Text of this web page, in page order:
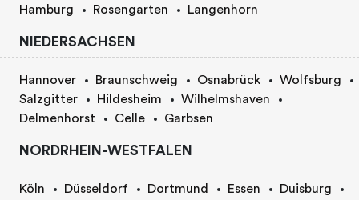
Hamburg Rosengarten Langenhorn
NIEDERSACHSEN
Hannover Braunschweig Osnabrück
Wolfsburg
Salzgitter
Hildesheim
Wilhelmshaven
Delmenhorst
Celle Garbsen
NORDRHEIN-WESTFALEN
Köln Düsseldorf Dortmund Essen
Duisburg